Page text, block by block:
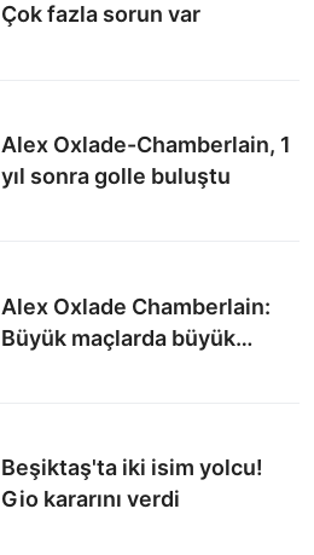
Çok fazla sorun var
Alex Oxlade-Chamberlain, 1
yıl sonra golle buluştu
Alex Oxlade Chamberlain:
Büyük maçlarda büyük
Beşiktaş'ta iki isim yolcu!
Gio kararını verdi